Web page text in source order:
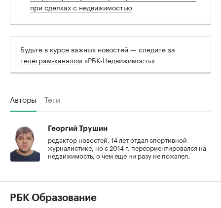
при сделках с недвижимостью
Будьте в курсе важных новостей — следите за
телеграм-каналом «РБК-Недвижимость»
Авторы Теги
Георгий Трушин
редактор новостей. 14 лет отдал спортивной
журналистике, но с 2014 г. переориентировался на
недвижимость, о чем еще ни разу не пожалел.
РБК Образование